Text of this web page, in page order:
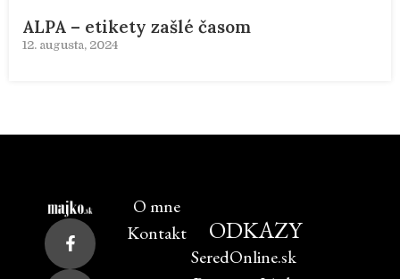
ALPA – etikety zašlé časom
12. augusta, 2024
O mne
Kontakt
ODKAZY
SeredOnline.sk